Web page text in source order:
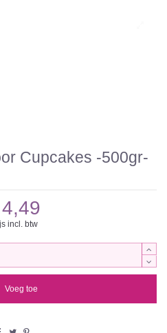
Cupcakes -500gr-
incl. btw
Voeg toe